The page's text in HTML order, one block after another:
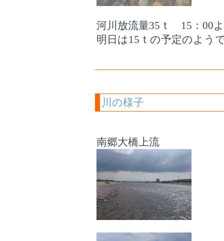
河川放流量35ｔ 15：00
明日は15ｔの予定のよう
川の様子
南郷大橋上流